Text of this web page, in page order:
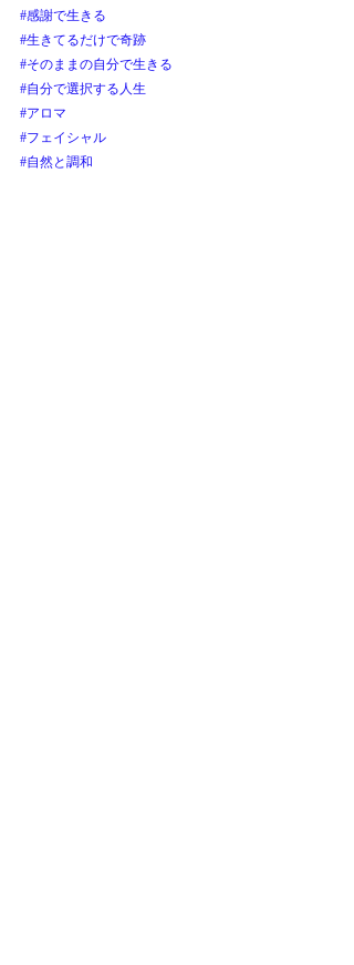
#感謝で生きる
#生きてるだけで奇跡
#そのままの自分で生きる
#自分で選択する人生
#アロマ
#フェイシャル
#自然と調和